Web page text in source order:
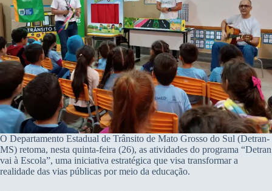
O Departamento Estadual de Trânsito de Mato Grosso do Sul (Detran-
MS) retoma, nesta quinta-feira (26), as atividades do programa “Detran
vai à Escola”, uma iniciativa estratégica que visa transformar a
realidade das vias públicas por meio da educação.